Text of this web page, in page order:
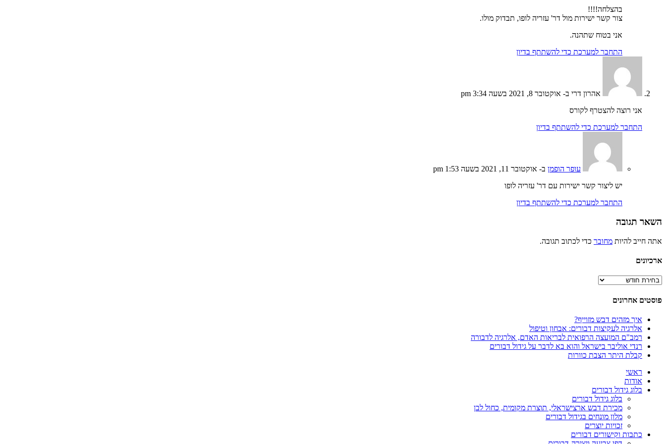
בהצלחה!!!!
צור קשר ישירות מול דר' עזריה לופו, תבדוק מולו.
אני בטוח שתהנה.
התחבר למערכת כדי להשתתף בדיון
אהרון דרי ב- אוקטובר 8, 2021 בשעה 3:34 pm
אני רוצה להצטרף לקורס
התחבר למערכת כדי להשתתף בדיון
עופר הופמן ב- אוקטובר 11, 2021 בשעה 1:53 pm
יש ליצור קשר ישירות עם דר' עזריה לופו
התחבר למערכת כדי להשתתף בדיון
השאר תגובה
אתה חייב להיות מחובר כדי לכתוב תגובה.
ארכיונים
ארכיונים
פוסטים אחרונים
איך מזהים דבש מזוייף?
אלרגיה לעקיצות דבורים: אבחון וטיפול
רמב"ם המועצה הרפואית לבריאות האדם, אלרגיה לדבורה
רנדי אוליבר בישראל והוא בא לדבר על גידול דבורים
קבלת היתר הצבת כוורות
ראשי
אודות
בלוג גידול דבורים
בלוג גידול דבורים
מכירת דבש ארצישראלי, תוצרת מקומית, כחול לבן
מלון מונחים בגידול דבורים
זכויות יוצרים
כתבות וקישורים דבורים